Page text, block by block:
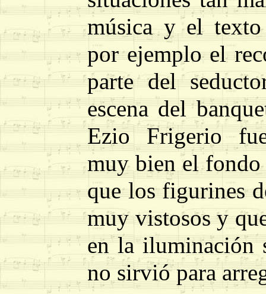
música y el texto
por ejemplo el
parte del
escena del
Ezio Frigerio
muy bien el fondo
que los figurines
muy vistosos y
en la iluminación
no sirvió para